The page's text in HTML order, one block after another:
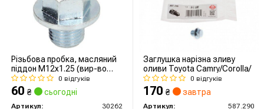
Різьбова пробка, масляний
піддон M12x1.25 (вир-во
FEBI)
0 відгуків
60 ₴ сьогодні
Артикул:
30262
Заглушка нарізна зливу
оливи Toyota Camry/Corolla/
0 відгуків
170 ₴ завтра
Артикул:
587.290